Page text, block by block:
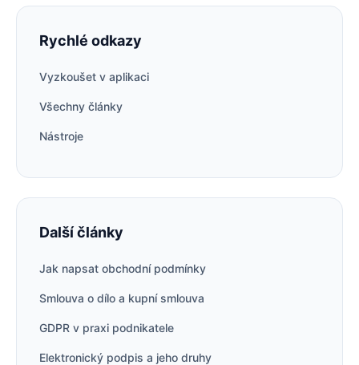
Rychlé odkazy
Vyzkoušet v aplikaci
Všechny články
Nástroje
Další články
Jak napsat obchodní podmínky
Smlouva o dílo a kupní smlouva
GDPR v praxi podnikatele
Elektronický podpis a jeho druhy